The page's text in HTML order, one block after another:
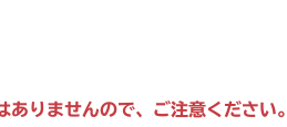
りませんので、ご注意ください。